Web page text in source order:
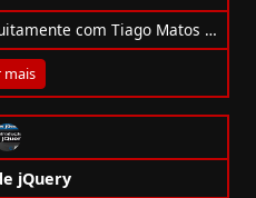
Aprenda Tailwind CSS 2 gratuitamente com Tiago Matos e crie interfaces responsivas com componentes reais e projetos práticos.
mais
jQuery